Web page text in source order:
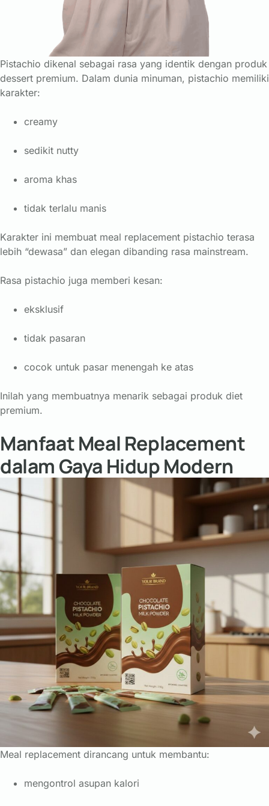
Pistachio dikenal sebagai rasa yang identik dengan produk
dessert premium. Dalam dunia minuman, pistachio memiliki
karakter:
creamy
sedikit nutty
aroma khas
tidak terlalu manis
Karakter ini membuat meal replacement pistachio terasa
lebih “dewasa” dan elegan dibanding rasa mainstream.
Rasa pistachio juga memberi kesan:
eksklusif
tidak pasaran
cocok untuk pasar menengah ke atas
Inilah yang membuatnya menarik sebagai produk diet
premium.
Manfaat Meal Replacement
dalam Gaya Hidup Modern
Meal replacement dirancang untuk membantu:
mengontrol asupan kalori